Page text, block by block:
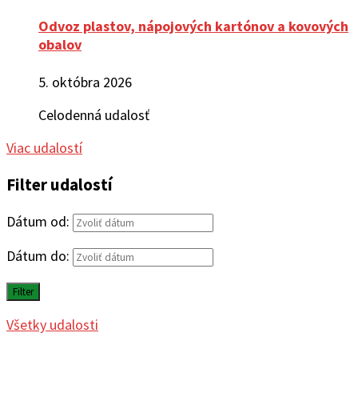
Odvoz plastov, nápojových kartónov a kovových
obalov
5. októbra 2026
Celodenná udalosť
Viac udalostí
Filter udalostí
Dátum od:
Dátum do:
Filter
Všetky udalosti